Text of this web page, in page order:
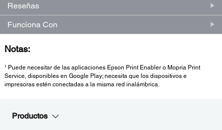
Reseñas
Funciona Con
Notas:
¹ Puede necesitar de las aplicaciones Epson Print Enabler o Mopria Print
Service, disponibles en Google Play; necesita que los dispositivos e
impresoras estén conectadas a la misma red inalámbrica.
Productos